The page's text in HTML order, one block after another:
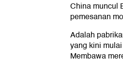
China muncul
pemesanan
Adalah
yang kini
Membawa